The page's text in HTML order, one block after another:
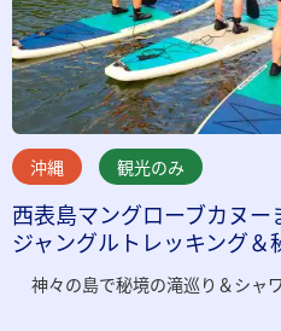
沖縄 観光のみ
西表島マングローブカヌー
ジャングルトレッキング＆
神々の島で秘境の滝巡り＆シャ